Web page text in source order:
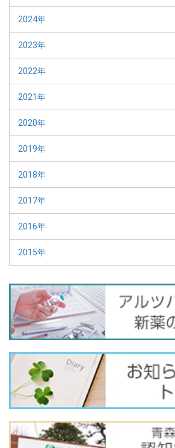
2024年
2023年
2022年
2021年
2020年
2019年
2018年
2017年
2016年
2015年
バ
ナ
ー